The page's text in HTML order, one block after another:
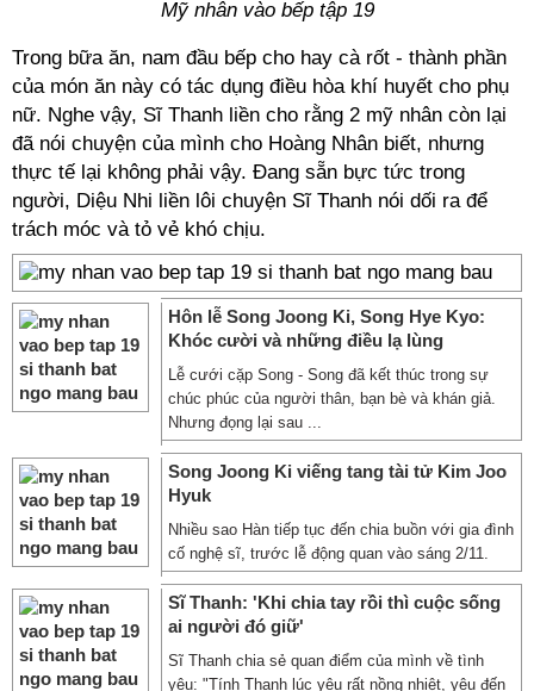
Mỹ nhân vào bếp tập 19
Trong bữa ăn, nam đầu bếp cho hay cà rốt - thành phần
của món ăn này có tác dụng điều hòa khí huyết cho phụ
nữ. Nghe vậy, Sĩ Thanh liền cho rằng 2 mỹ nhân còn lại
đã nói chuyện của mình cho Hoàng Nhân biết, nhưng
thực tế lại không phải vậy. Đang sẵn bực tức trong
người, Diệu Nhi liền lôi chuyện Sĩ Thanh nói dối ra để
trách móc và tỏ vẻ khó chịu.
Hôn lễ Song Joong Ki, Song Hye Kyo:
Khóc cười và những điều lạ lùng
Lễ cưới cặp Song - Song đã kết thúc trong sự
chúc phúc của người thân, bạn bè và khán giả.
Nhưng đọng lại sau ...
Song Joong Ki viếng tang tài tử Kim Joo
Hyuk
Nhiều sao Hàn tiếp tục đến chia buồn với gia đình
cố nghệ sĩ, trước lễ động quan vào sáng 2/11.
Sĩ Thanh: 'Khi chia tay rồi thì cuộc sống
ai người đó giữ'
Sĩ Thanh chia sẻ quan điểm của mình về tình
yêu: "Tính Thanh lúc yêu rất nồng nhiệt, yêu đến